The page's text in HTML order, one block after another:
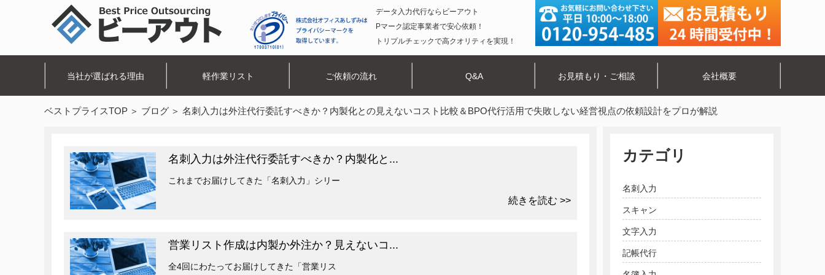
データ入力代行ならビーアウト
Pマーク認定事業者で安心依頼！
トリプルチェックで高クオリティを実現！
当社が選ばれる理由 軽作業リスト ご依頼の流れ Q&A お見積もり・ご相談 会社概要
ベストプライスTOP ブログ 名刺入力は外注代行委託すべきか？内製化との見えないコスト比較＆BPO代行活用で失敗しない経営視点の依頼設計をプロが解説
名刺入力は外注代行委託すべきか？内製化と...
これまでお届けしてきた「名刺入力」シリー
続きを読む >>
営業リスト作成は内製か外注か？見えないコ...
全4回にわたってお届けしてきた「営業リス
カテゴリ
名刺入力
スキャン
文字入力
記帳代行